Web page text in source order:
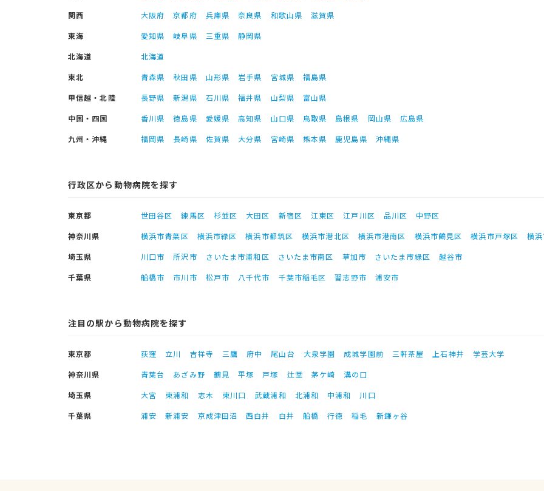
関西
大阪府 京都府 兵庫県 奈良県 和歌山県
滋賀県
東海
愛知県 岐阜県 三重県
静岡県
北海道
北海道
東北
青森県 秋田県 山形県 岩手県 宮城県
福島県
甲信越・北陸
長野県 新潟県 石川県 福井県 山梨県
富山県
中国・四国
香川県 徳島県 愛媛県 高知県 山口県 鳥取県 島根県 岡山県
広島県
九州・沖縄
福岡県 長崎県 佐賀県 大分県 宮崎県 熊本県 鹿児島県 沖縄県
行政区から動物病院を探す
東京都 世田谷区 練馬区 杉並区 大田区 新宿区 江東区 江戸川区 品川区
中野区
神奈川県
横浜市青葉区 横浜市緑区 横浜市都筑区 横浜市港北区 横浜市港南区 横浜市鶴見区 横浜市戸塚区
横
埼玉県
川口市 所沢市 さいたま市浦和区 さいたま市南区 草加市 さいたま市緑区
越谷市
千葉県
船橋市 市川市 松戸市 八千代市 千葉市稲毛区 習志野市 浦安市
注目の駅から動物病院を探す
東京都 荻窪 立川 吉祥寺 三鷹 府中 尾山台 大泉学園 成城学園前 三軒茶屋 上石神井
学芸大学
神奈川県
青葉台 あざみ野 鶴見 平塚 戸塚 辻堂 茅ケ崎
溝の口
埼玉県
大宮 東浦和 志木 東川口 武蔵浦和 北浦和 中浦和
川口
千葉県
浦安 新浦安 京成津田沼 西白井 白井 船橋 行徳 稲毛 新鎌ヶ谷